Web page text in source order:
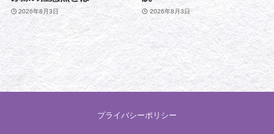
2026年8月3日 2026年8月3日
プライバシーポリシー